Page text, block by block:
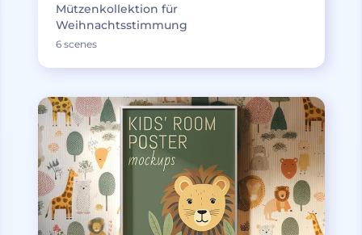
Mützenkollektion für
Weihnachtsstimmung
6 scenes